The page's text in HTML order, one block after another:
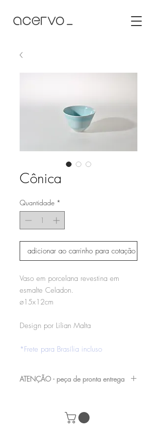
Cônica
Quantidade *
adicionar ao carrinho para cotação
Vaso em porcelana revestina em
esmalte Celadon.
ø15x12cm
Design por Lilian Malta
*Frete para Brasília incluso
ATENÇÃO - peça de pronta entrega
mostruário de loja, consulte nossa equipe e
marque uma visita para verificá-las antes da